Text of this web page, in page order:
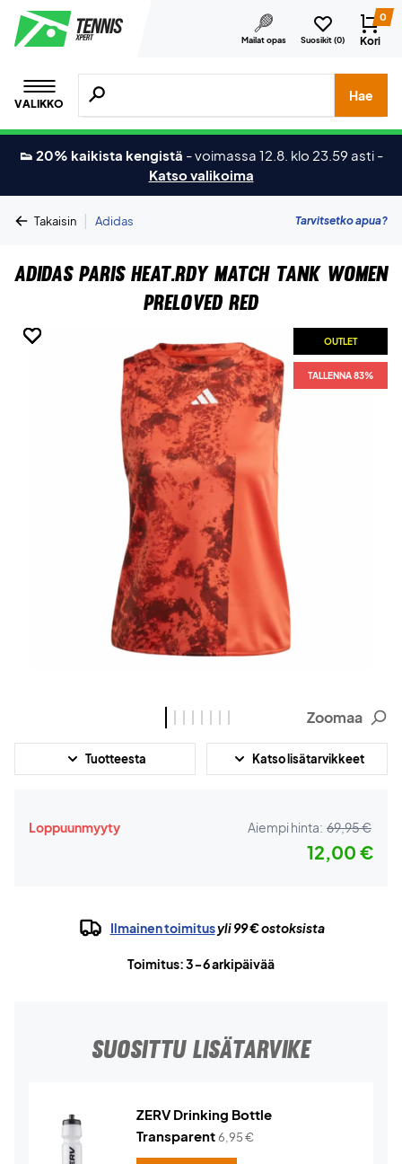
Mailat opas Suosikit (0)
0
Kori
VALIKKO
Hae tuotteita, merkkejä jne.
Hae
👟 20% kaikista kengistä -voimassa 12.8. klo 23.59 asti -
Katso valikoima
Takaisin | Adidas Tarvitsetko apua?
Adidas Paris HEAT.RDY Match Tank Women
Preloved Red
OUTLET
TALLENNA 83%
OUTLET
TALLENNA 83%
OUTLET
TALLENNA 83%
OUTLET
TALLENNA 83%
OUTLET
TALLENNA 83%
OUTLET
TALLENNA 83%
OUTLET
TALLENNA 83%
OUTLET
TALLENNA 83%
Zoomaa
Tuotteesta Katso lisätarvikkeet
Loppuunmyyty Aiempi hinta: 69,95 €
12,00 €
Ilmainen toimitusyli 99 € ostoksista
Toimitus: 3-6 arkipäivää
SUOSITTU LISÄTARVIKE
ZERV Drinking Bottle
Transparent6,95€